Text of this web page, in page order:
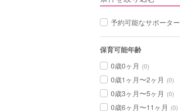
予約可能なサポーター
保育可能年齢
0歳0ヶ月 (0)
0歳1ヶ月〜2ヶ月 (0)
0歳3ヶ月〜5ヶ月 (0)
0歳6ヶ月〜11ヶ月 (0)